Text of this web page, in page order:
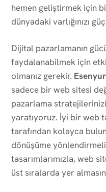
hemen geliştirmek için
dünyadaki varlığınızı
Dijital pazarlamanın
faydalanabilmek için
olmanız gerekir.
sadece bir web sitesi
pazarlama
yaratıyoruz. İyi bir web
tarafından kolayca
dönüşüme
tasarımlarımızla, web
üst sıralarda yer